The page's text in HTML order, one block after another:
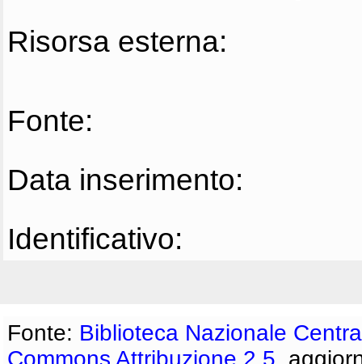
Risorsa esterna:
Fonte:
Data inserimento:
Identificativo:
Fonte: Biblioteca Nazionale
Commons Attribuzione 2.5 ,